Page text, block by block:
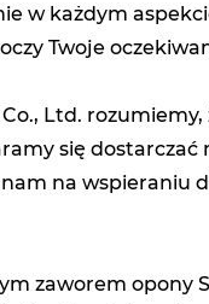
w każdym
Twoje
Ltd.
się
na
zaworem opony